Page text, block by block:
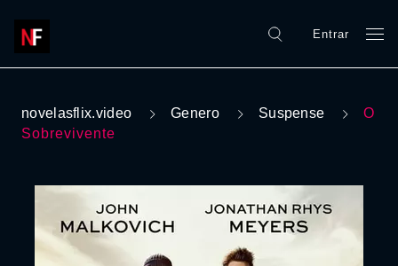
Entrar
novelasflix.video Genero Suspense
O
Sobrevivente